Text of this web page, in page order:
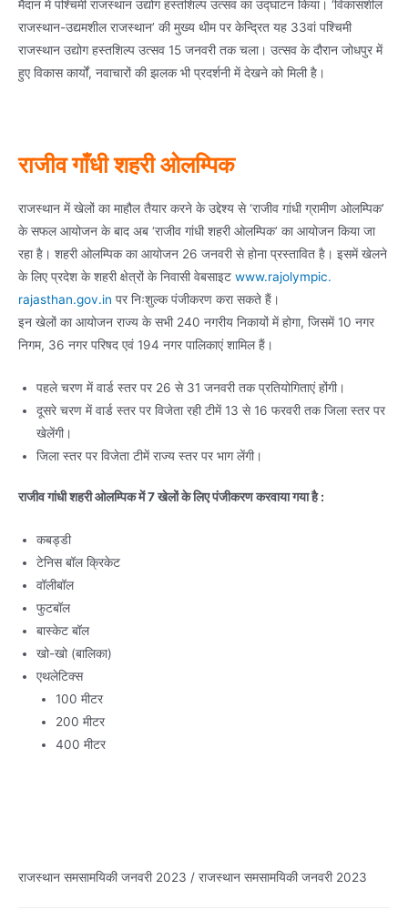
मैदान में पश्चिमी राजस्थान उद्योग हस्तशिल्प उत्सव का उद्घाटन किया। ‘विकासशील
राजस्थान-उद्यमशील राजस्थान’ की मुख्य थीम पर केन्दि्रत यह 33वां पश्चिमी
राजस्थान उद्योग हस्तशिल्प उत्सव 15 जनवरी तक चला। उत्सव के दौरान जोधपुर में
हुए विकास कार्यों, नवाचारों की झलक भी प्रदर्शनी में देखने को मिली है।
राजीव गाँधी शहरी ओलम्पिक
राजस्थान में खेलों का माहौल तैयार करने के उद्देश्य से ‘राजीव गांधी ग्रामीण ओलम्पिक’
के सफल आयोजन के बाद अब ‘राजीव गांधी शहरी ओलम्पिक’ का आयोजन किया जा
रहा है। शहरी ओलम्पिक का आयोजन 26 जनवरी से होना प्रस्तावित है। इसमें खेलने
के लिए प्रदेश के शहरी क्षेत्रों के निवासी वेबसाइट www.rajolympic.
rajasthan.gov.in पर निःशुल्क पंजीकरण करा सकते हैं।
इन खेलों का आयोजन राज्य के सभी 240 नगरीय निकायों में होगा, जिसमें 10 नगर
निगम, 36 नगर परिषद एवं 194 नगर पालिकाएं शामिल हैं।
पहले चरण में वार्ड स्तर पर 26 से 31 जनवरी तक प्रतियोगिताएं होंगी।
दूसरे चरण में वार्ड स्तर पर विजेता रही टीमें 13 से 16 फरवरी तक जिला स्तर पर
खेलेंगी।
जिला स्तर पर विजेता टीमें राज्य स्तर पर भाग लेंगी।
राजीव गांधी शहरी ओलम्पिक में 7 खेलों के लिए पंजीकरण करवाया गया है :
कबड्डी
टेनिस बॉल क्रिकेट
वॉलीबॉल
फुटबॉल
बास्केट बॉल
खो-खो (बालिका)
एथलेटिक्स
100 मीटर
200 मीटर
400 मीटर
राजस्थान समसामयिकी जनवरी 2023 / राजस्थान समसामयिकी जनवरी 2023